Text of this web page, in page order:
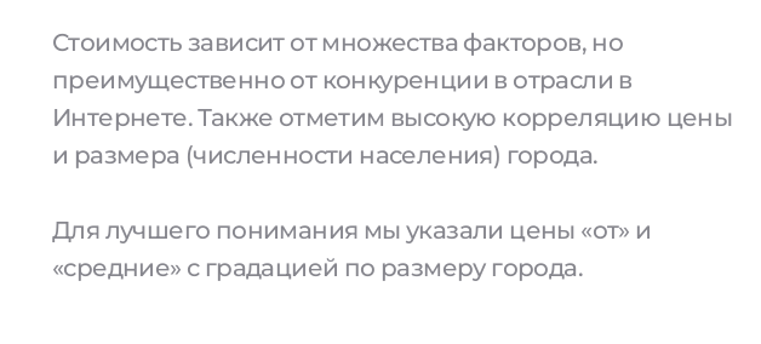
Стоимость зависит от множества факторов, но
преимущественно от конкуренции в отрасли в
Интернете. Также отметим высокую корреляцию цены
и размера (численности населения) города.
Для лучшего понимания мы указали цены «от» и
«средние» с градацией по размеру города.